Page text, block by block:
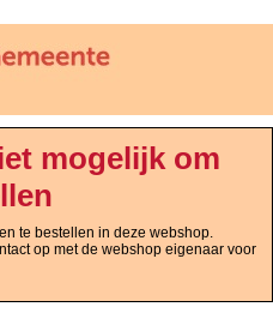
mogelijk om
te bestellen in deze webshop.
op met de webshop eigenaar voor